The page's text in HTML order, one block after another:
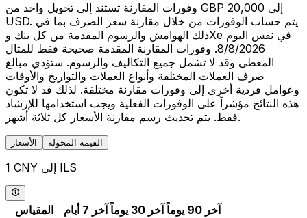
وفورات المقارنة تستند إلى تحويل واحد من GBP 20,000 إلى
USD. يتم حساب الوفورات من خلال مقارنة سعر الصرف بما في
ذلك الهوامش والرسوم المقدمة من كل بنك وXe في نفس اليوم
8/8/2026. وفورات المقارنة المقدمة صحيحة فقط للمثال
المعطى وقد لا تشمل جميع التكاليف والرسوم. ستؤدي مبالغ
صرف العملات المختلفة وأنواع العملات والتواريخ والأوقات
وعوامل فردية أخرى إلى وفورات مقارنة مختلفة. لذلك قد لا تكون
هذه النتائج مؤشراً على الوفورات الفعلية ويجب استخدامها للإرشاد
فقط. يتم تحديث رسم مقارنة الأسعار كل ثلاثة أشهر.
الأسعار القيمة المحولة
1 CNY إلى ILS
المقياس آخر 7 أيام آخر 30 يوماً
آخر 90 يوماً